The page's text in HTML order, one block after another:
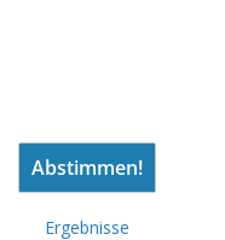
Ergebnisse